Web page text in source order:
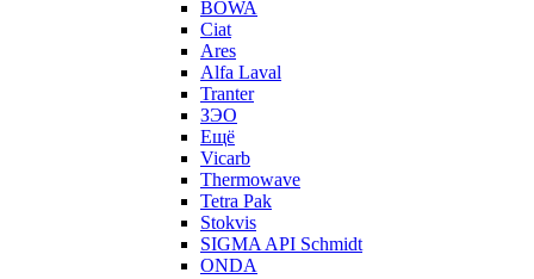
BOWA
Ciat
Ares
Alfa Laval
Tranter
ЗЭО
Ещё
Vicarb
Thermowave
Tetra Pak
Stokvis
SIGMA API Schmidt
ONDA